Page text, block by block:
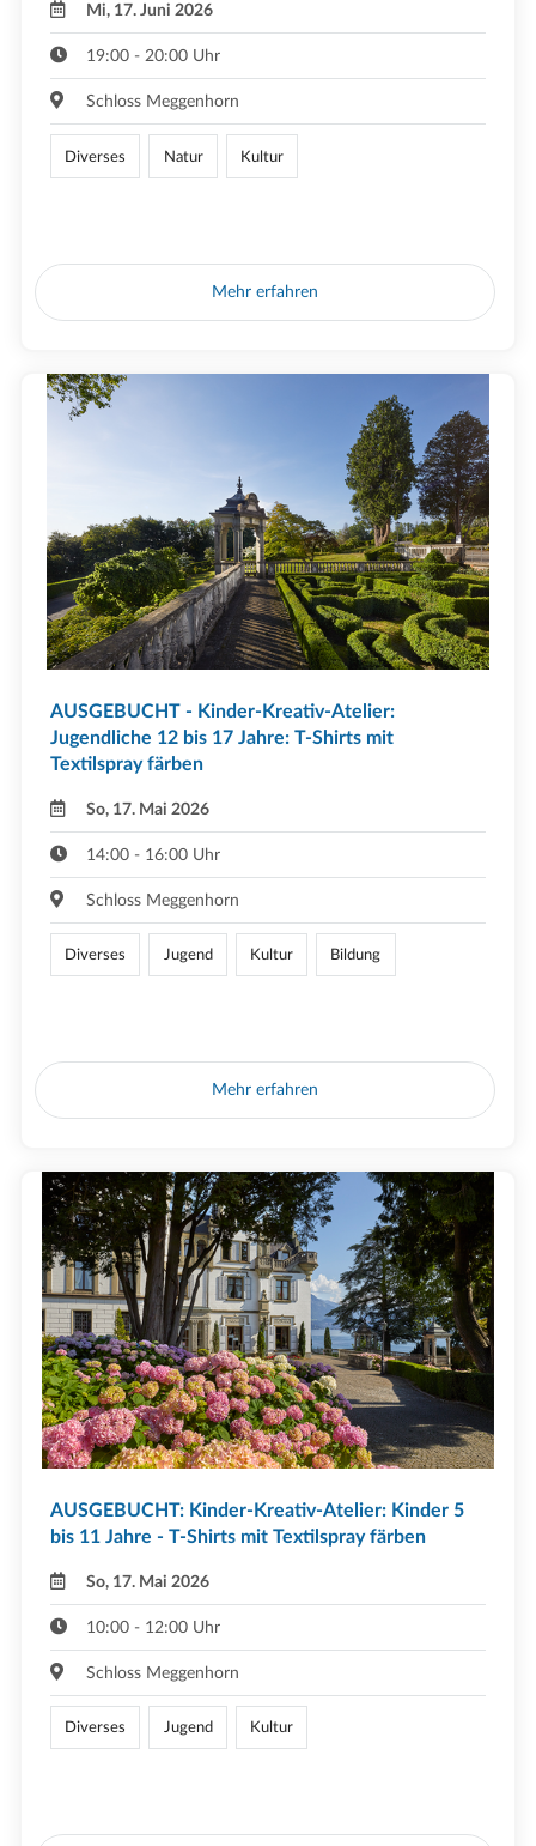
Mi, 17. Juni 2026
19:00 - 20:00 Uhr
Schloss Meggenhorn
Diverses Natur Kultur
Mehr erfahren
AUSGEBUCHT - Kinder-Kreativ-Atelier:
Jugendliche 12 bis 17 Jahre: T-Shirts mit
Textilspray färben
So, 17. Mai 2026
14:00 - 16:00 Uhr
Schloss Meggenhorn
Diverses Jugend Kultur Bildung
Mehr erfahren
AUSGEBUCHT: Kinder-Kreativ-Atelier: Kinder 5
bis 11 Jahre - T-Shirts mit Textilspray färben
So, 17. Mai 2026
10:00 - 12:00 Uhr
Schloss Meggenhorn
Diverses Jugend Kultur